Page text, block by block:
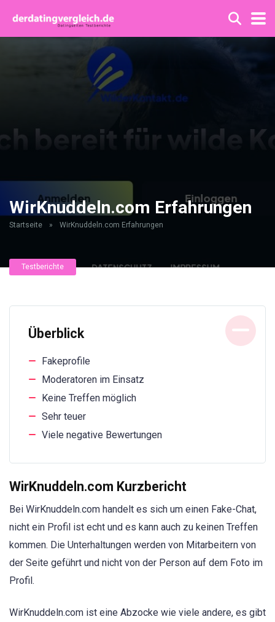
WirKnuddeln.com Erfahrungen
Startseite » WirKnuddeln.com Erfahrungen
Testberichte
Überblick
Fakeprofile
Moderatoren im Einsatz
Keine Treffen möglich
Sehr teuer
Viele negative Bewertungen
WirKnuddeln.com Kurzbericht
Bei WirKnuddeln.com handelt es sich um einen Fake-Chat,
nicht ein Profil ist echt und es kann auch zu keinen Treffen
kommen. Die Unterhaltungen werden von Mitarbeitern von
der Seite geführt und nicht von der Person auf dem Foto im
Profil.
WirKnuddeln.com ist eine Abzocke wie viele andere, es gibt